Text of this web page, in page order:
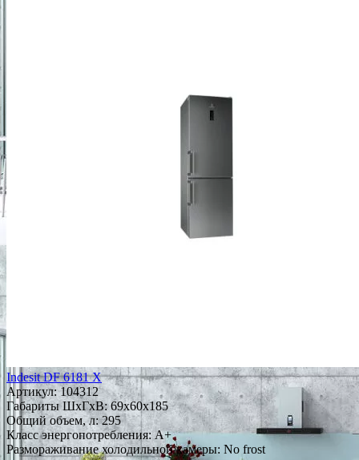
Indesit DF 6181 X
Артикул: 104312
Габариты ШxГxВ: 69x60x185
Общий объем, л: 295
Класс энергопотребления: A+
Размораживание холодильной камеры: No frost